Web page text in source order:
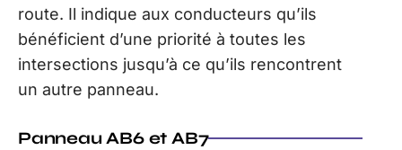
route. Il indique aux conducteurs qu’ils
bénéficient d’une priorité à toutes les
intersections jusqu’à ce qu’ils rencontrent
un autre panneau.
Panneau AB6 et AB7